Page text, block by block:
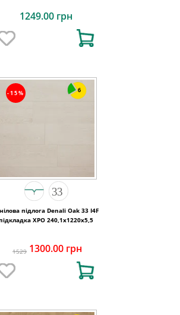
1249.00 грн
-15% 6
підлога Denali Oak 33 I4F
XPO 240,1x1220х5,5
1529 1300.00 грн